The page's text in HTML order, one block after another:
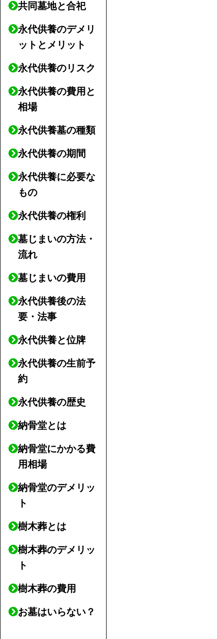
共同墓地と合祀
永代供養のデメリ
ットとメリット
永代供養のリスク
永代供養の費用と
相場
永代供養墓の種類
永代供養の期間
永代供養に必要な
もの
永代供養の権利
墓じまいの方法・
流れ
墓じまいの費用
永代供養後の法
要・法事
永代供養と位牌
永代供養の生前予
約
永代供養の歴史
納骨堂とは
納骨堂にかかる費
用相場
納骨堂のデメリッ
ト
樹木葬とは
樹木葬のデメリッ
ト
樹木葬の費用
お墓はいらない？